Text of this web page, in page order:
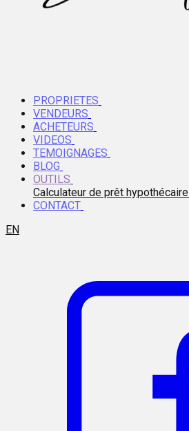
PROPRIETES
VENDEURS
ACHETEURS
VIDEOS
TEMOIGNAGES
BLOG
OUTILS
Calculateur de prêt hypothécaire
CONTACT
EN